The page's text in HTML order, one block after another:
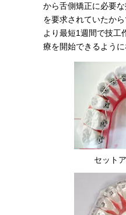
から舌側矯正に必要
を要求されていたか
より最短1週間で技工
療を開始できるように
セット